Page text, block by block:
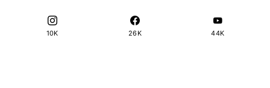
10K 26K 44K